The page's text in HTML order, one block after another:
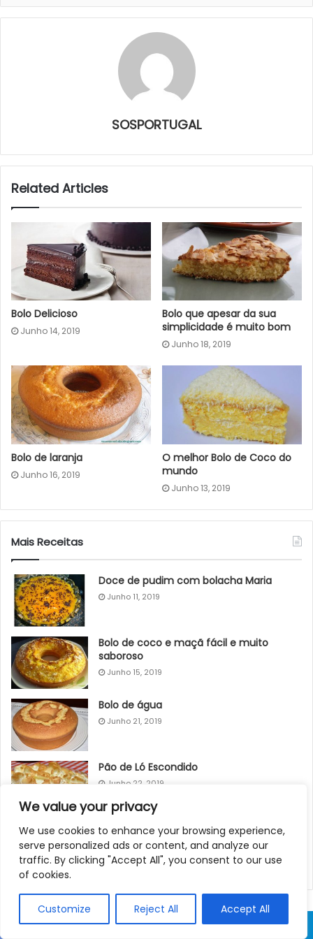
We value your privacy
We use cookies to enhance your browsing experience,
serve personalized ads or content, and analyze our
traffic. By clicking "Accept All", you consent to our use
of cookies.
Customize Reject All Accept All
SOSPORTUGAL
Related Articles
Bolo Delicioso
Junho 14, 2019
Bolo que apesar da sua
simplicidade é muito bom
Junho 18, 2019
Bolo de laranja
Junho 16, 2019
O melhor Bolo de Coco do
mundo
Junho 13, 2019
Mais Receitas
Doce de pudim com bolacha Maria
Junho 11, 2019
Bolo de coco e maçã fácil e muito
saboroso
Junho 15, 2019
Bolo de água
Junho 21, 2019
Pão de Ló Escondido
Junho 22, 2019
Bolo húmido com cobertura e morangos
Junho 15, 2019